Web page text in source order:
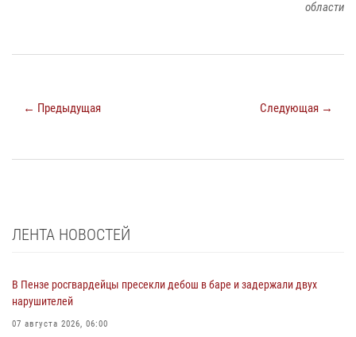
области
← Предыдущая Следующая →
ЛЕНТА НОВОСТЕЙ
В Пензе росгвардейцы пресекли дебош в баре и задержали двух
нарушителей
07 августа 2026, 06:00